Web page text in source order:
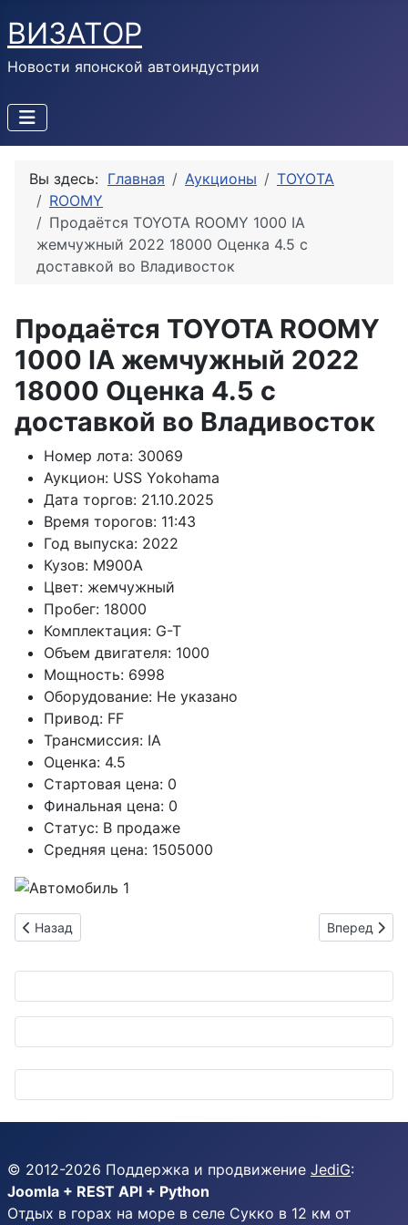
ВИЗАТОР
Новости японской автоиндустрии
Вы здесь: Главная Аукционы
TOYOTA
ROOMY
Продаётся TOYOTA ROOMY 1000 IA
жемчужный 2022 18000 Оценка 4.5 с
доставкой во Владивосток
Продаётся TOYOTA ROOMY
1000 IA жемчужный 2022
18000 Оценка 4.5 с
доставкой во Владивосток
Номер лота: 30069
Аукцион: USS Yokohama
Дата торгов: 21.10.2025
Время торогов: 11:43
Год выпуска: 2022
Кузов: M900A
Цвет: жемчужный
Пробег: 18000
Комплектация: G-T
Объем двигателя: 1000
Мощность: 6998
Оборудование: Не указано
Привод: FF
Трансмиссия: IA
Оценка: 4.5
Стартовая цена: 0
Финальная цена: 0
Статус: В продаже
Средняя цена: 1505000
Предыдущий: Продаётся TOYOTA ROOMY 1000 AT
Назад Следующий:
Вперед
© 2012-2026 Поддержка и продвижение JediG:
Joomla + REST API + Python
Отдых в горах на море в селе Сукко в 12 км от